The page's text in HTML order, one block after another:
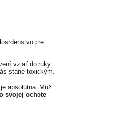
pre
vziať do ruky
stane toxickým.
absolútna. Muž
svojej ochote